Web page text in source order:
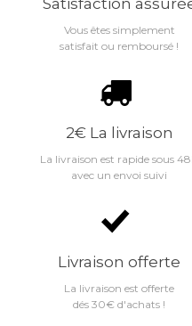
Satisfaction
Vous êtes simplement
satisfait ou remboursé !
2€ La livraison
La livraison est rapide sous
avec un envoi suivi
Livraison offerte
La livraison est offerte
dés 30€ d'achats !